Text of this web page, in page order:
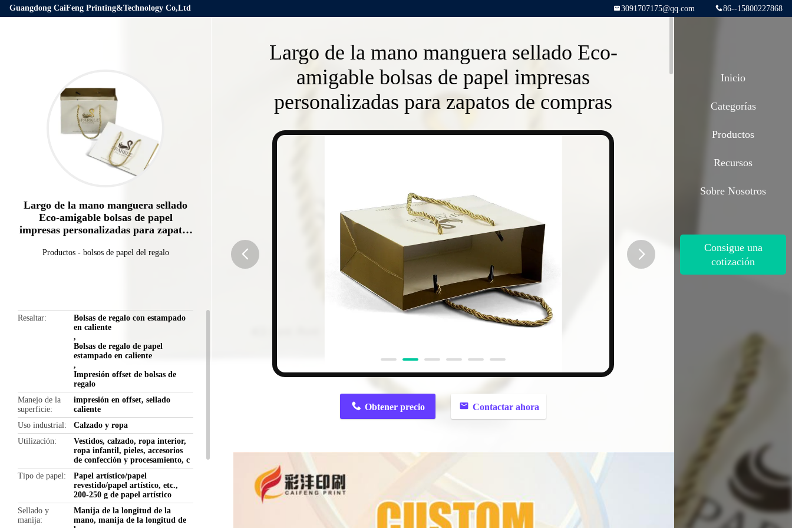
Guangdong CaiFeng Printing&Technology Co,Ltd 86--15800227868
3091707175@qq.com
Largo de la mano manguera sellado
Eco-amigable bolsas de papel
impresas personalizadas para zapatos
Productos- bolsos de papel del regalo
Resaltar
Bolsas de regalo con estampado
en caliente
,
Bolsas de regalo de papel
estampado en caliente
,
Impresión offset de bolsas de
regalo
Manejo de la
superficie
impresión en offset, sellado
caliente
Uso industrial
Calzado y ropa
Utilización
Vestidos, calzado, ropa interior,
ropa infantil, pieles, accesorios
de confección y procesamiento, c
Tipo de papel
Papel artístico/papel
revestido/papel artístico, etc.,
200-250 g de papel artístico
Sellado y
manija
Manija de la longitud de la
mano, manija de la longitud de
Largo de la mano manguera sellado Eco-
amigable bolsas de papel impresas
personalizadas para zapatos de compras
Obtener precio Contactar ahora
Inicio
Categorías
Productos
Recursos
Sobre Nosotros
Consigue una
cotización